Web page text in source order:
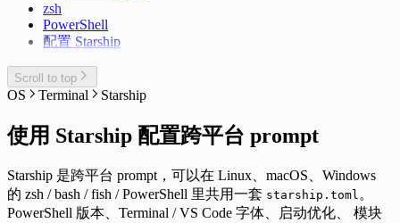
zsh
PowerShell
配置 Starship
Scroll to top
OS Terminal Starship
使用 Starship 配置跨平台 prompt
Starship 是跨平台 prompt，可以在 Linux、macOS、Windows
的 zsh / bash / fish / PowerShell 里共用一套 starship.toml。
PowerShell 版本、Terminal / VS Code 字体、启动优化、 模块